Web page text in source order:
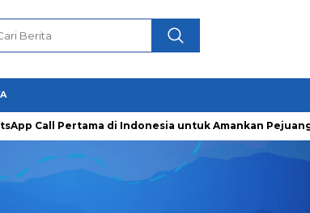
di Indonesia untuk Amankan Pejuang Ramadan